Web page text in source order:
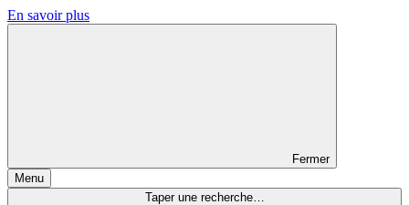
En savoir plus
Fermer
Menu
Taper une recherche…